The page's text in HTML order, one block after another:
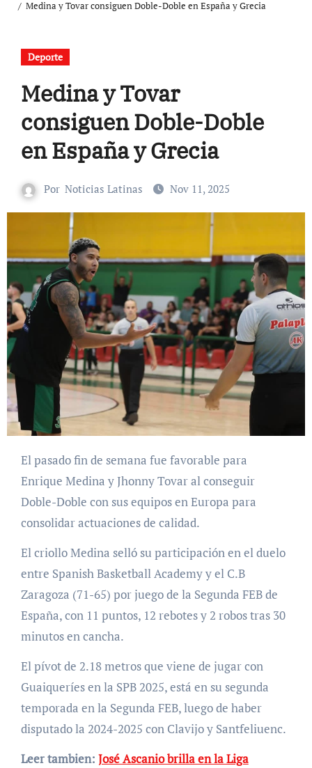
Medina y Tovar consiguen Doble-Doble en España y Grecia
Deporte
Medina y Tovar
consiguen Doble-Doble
en España y Grecia
Por Noticias Latinas Nov 11, 2025
El pasado fin de semana fue favorable para
Enrique Medina y Jhonny Tovar al conseguir
Doble-Doble con sus equipos en Europa para
consolidar actuaciones de calidad.
El criollo Medina selló su participación en el duelo
entre Spanish Basketball Academy y el C.B
Zaragoza (71-65) por juego de la Segunda FEB de
España, con 11 puntos, 12 rebotes y 2 robos tras 30
minutos en cancha.
El pívot de 2.18 metros que viene de jugar con
Guaiqueríes en la SPB 2025, está en su segunda
temporada en la Segunda FEB, luego de haber
disputado la 2024-2025 con Clavijo y Santfeliuenc.
Leer tambien: José Ascanio brilla en la Liga